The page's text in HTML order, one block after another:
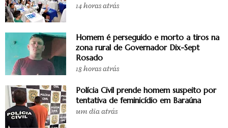
14 horas atrás
Homem é perseguido e morto a tiros na
zona rural de Governador Dix-Sept
Rosado
18 horas atrás
Polícia Civil prende homem suspeito por
tentativa de feminicídio em Baraúna
um dia atrás